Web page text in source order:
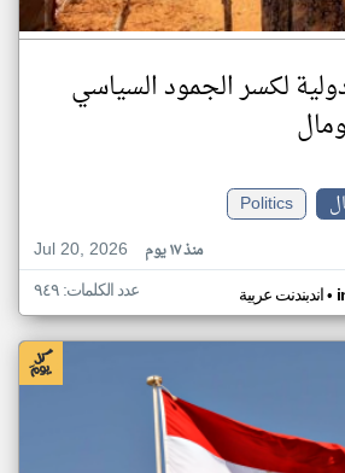
لكسر الجمود السياسي
Politics
Jul 20, 2026
منذ ١٧ يوم
اندبندنت عربية• عدد الكلمات: ٩٤٩